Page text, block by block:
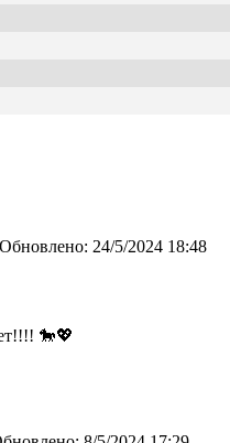
Обновлено: 24/5/2024 18:48
🐎💖